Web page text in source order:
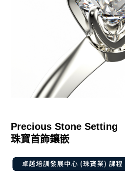
Precious Stone Setting
珠寶首飾鑲嵌